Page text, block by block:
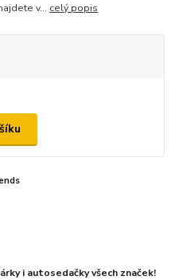
v... celý popis
i autosedačky všech značek!